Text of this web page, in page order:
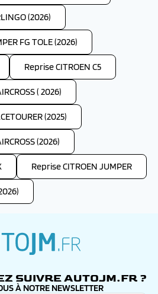
(2026)
FG TOLE (2026)
Reprise CITROEN C5
( 2026)
(2025)
(2026)
Reprise CITROEN JUMPER
SUIVRE AUTOJM.FR ?
À NOTRE NEWSLETTER